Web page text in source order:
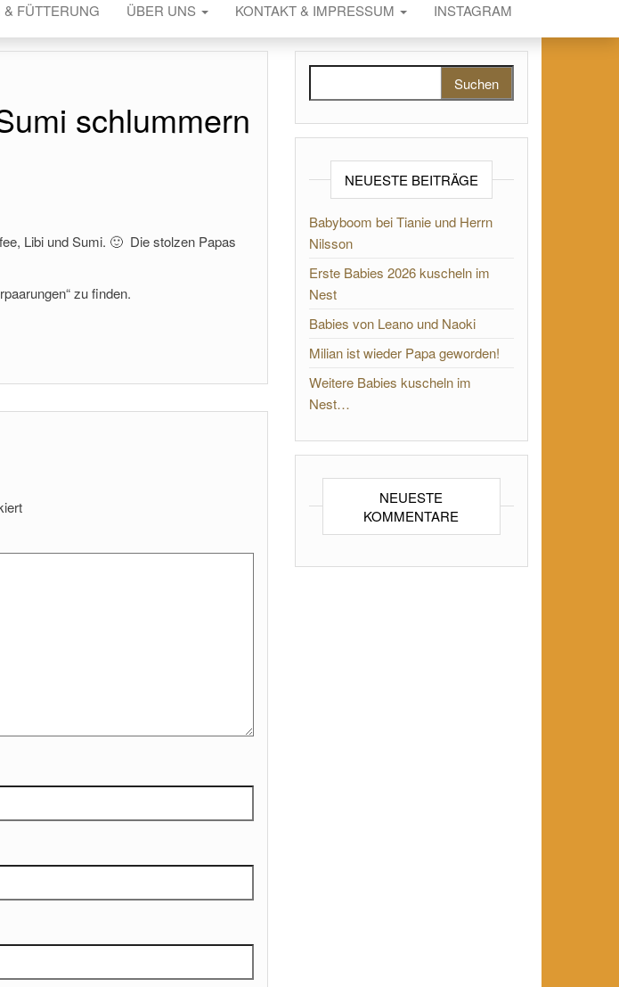
& FÜTTERUNG ÜBER UNS KONTAKT & IMPRESSUM INSTAGRAM
schlummern
Libi und Sumi. 🙂 Die stolzen Papas
zu finden.
NEUESTE BEITRÄGE
Babyboom bei Tianie und Herrn
Nilsson
Erste Babies 2026 kuscheln im
Nest
Babies von Leano und Naoki
Milian ist wieder Papa geworden!
Weitere Babies kuscheln im
Nest…
NEUESTE
KOMMENTARE